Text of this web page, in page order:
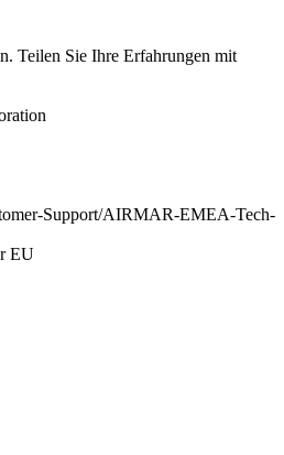
Teilen Sie Ihre Erfahrungen mit
Support/AIRMAR-EMEA-Tech-
EU